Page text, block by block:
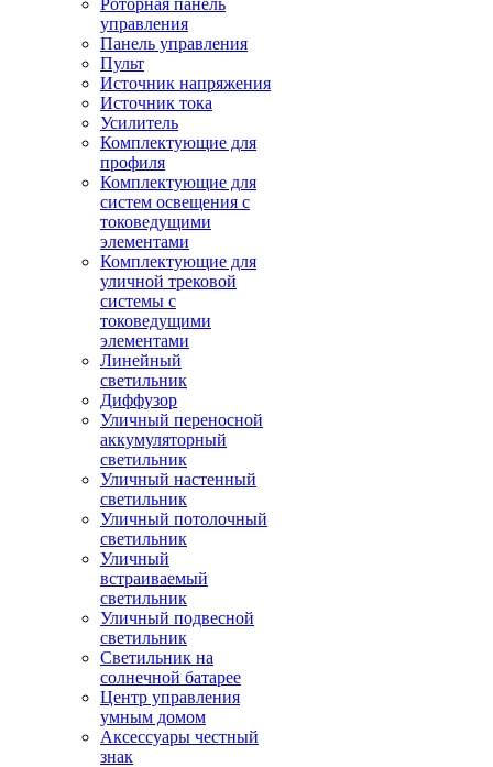
Роторная панель
управления
Панель управления
Пульт
Источник напряжения
Источник тока
Усилитель
Комплектующие для
профиля
Комплектующие для
систем освещения с
токоведущими
элементами
Комплектующие для
уличной трековой
системы с
токоведущими
элементами
Линейный
светильник
Диффузор
Уличный переносной
аккумуляторный
светильник
Уличный настенный
светильник
Уличный потолочный
светильник
Уличный
встраиваемый
светильник
Уличный подвесной
светильник
Светильник на
солнечной батарее
Центр управления
умным домом
Аксессуары честный
знак